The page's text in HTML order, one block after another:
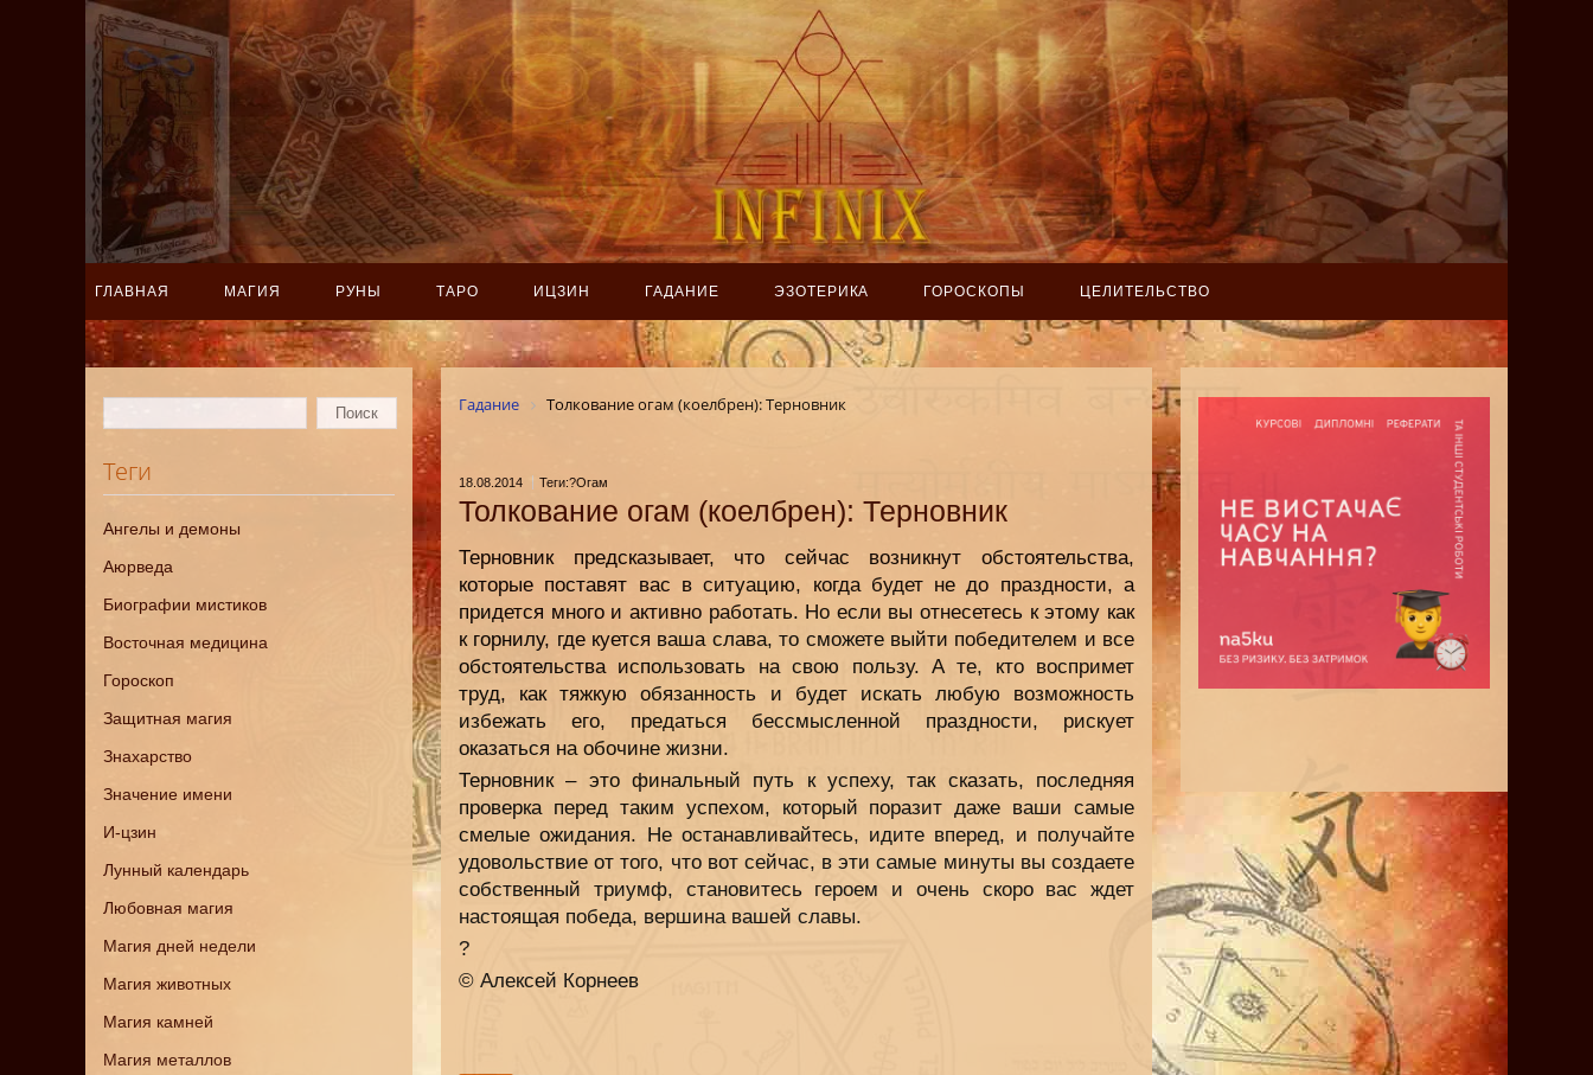
ГЛАВНАЯ МАГИЯ РУНЫ ТАРО ИЦЗИН ГАДАНИЕ ЭЗОТЕРИКА ГОРОСКОПЫ ЦЕЛИТЕЛЬСТВО
Теги
Ангелы и демоны
Аюрведа
Биографии мистиков
Восточная медицина
Гороскоп
Защитная магия
Знахарство
Значение имени
И-цзин
Лунный календарь
Любовная магия
Магия дней недели
Магия животных
Магия камней
Магия металлов
Гадание Толкование огам (коелбрен): Терновник
18.08.2014 Теги:?Огам
Толкование огам (коелбрен): Терновник
Терновник предсказывает, что сейчас возникнут обстоятельства,
которые поставят вас в ситуацию, когда будет не до праздности, а
придется много и активно работать. Но если вы отнесетесь к этому как
к горнилу, где куется ваша слава, то сможете выйти победителем и все
обстоятельства использовать на свою пользу. А те, кто воспримет
труд, как тяжкую обязанность и будет искать любую возможность
избежать его, предаться бессмысленной праздности, рискует
оказаться на обочине жизни.
Терновник – это финальный путь к успеху, так сказать, последняя
проверка перед таким успехом, который поразит даже ваши самые
смелые ожидания. Не останавливайтесь, идите вперед, и получайте
удовольствие от того, что вот сейчас, в эти самые минуты вы создаете
собственный триумф, становитесь героем и очень скоро вас ждет
настоящая победа, вершина вашей славы.
?
© Алексей Корнеев